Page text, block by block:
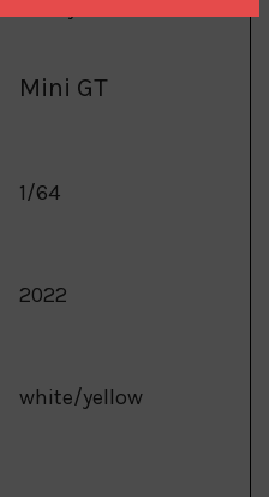
Mini GT
1/64
2022
white/yellow